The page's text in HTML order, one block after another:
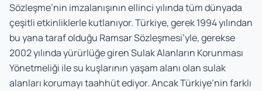
Sözleşme’nin imzalanışının ellinci yılında tüm dünyada
çeşitli etkinliklerle kutlanıyor. Türkiye, gerek 1994 yılından
bu yana taraf olduğu Ramsar Sözleşmesi’yle, gerekse
2002 yılında yürürlüğe giren Sulak Alanların Korunması
Yönetmeliği ile su kuşlarının yaşam alanı olan sulak
alanları korumayı taahhüt ediyor. Ancak Türkiye’nin farklı